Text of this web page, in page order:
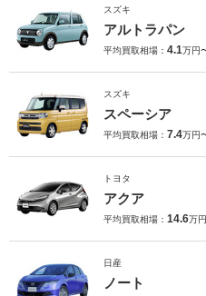
スズキ
アルトラパン
平均買取相場： 4.1万円
スズキ
スペーシア
平均買取相場： 7.4万円
トヨタ
アクア
平均買取相場： 14.6万
日産
ノート